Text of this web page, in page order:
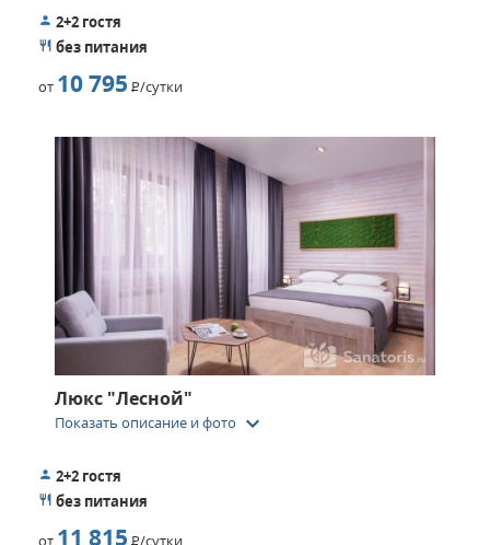
2+2 гостя
без питания
от 10 795 Р/сутки
Люкс "Лесной"
Показать описание и фото keyboard_arrow_down
2+2 гостя
без питания
от 11 815 Р/сутки